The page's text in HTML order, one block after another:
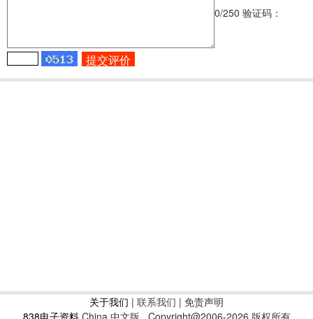
0/250 验证码：
关于我们 | 联系我们 | 免责声明
838电子资料China 中文版 Copyright@2006-2026 版权所有